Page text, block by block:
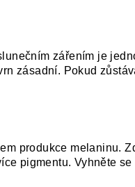
zářením je
zásadní. Pokud
produkce melaninu.
pigmentu. Vyhněte